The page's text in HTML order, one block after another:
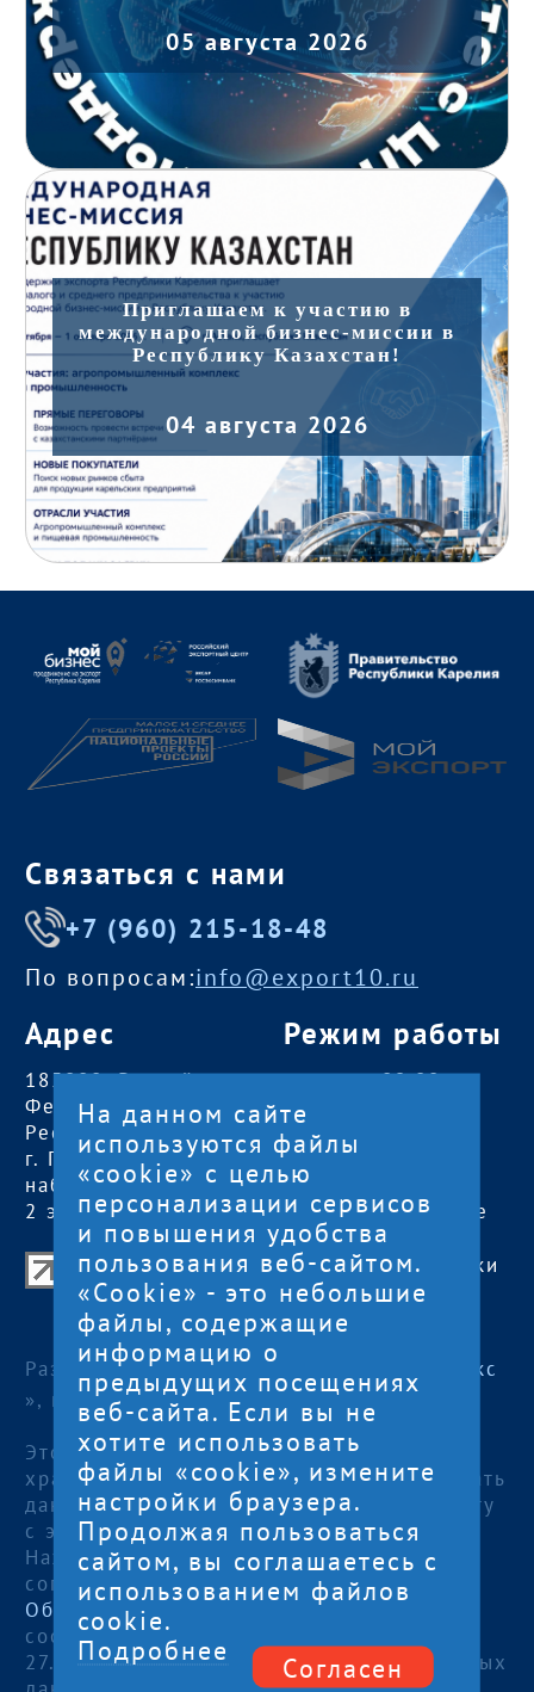
05 августа 2026
Приглашаем к участию в
международной бизнес-миссии в
Республику Казахстан!
04 августа 2026
Связаться с нами
+7 (960) 215-18-48
По вопросам:info@export10.ru
Адрес
185000, Российская
Федерация,
Республика Карелия
г. Петрозаводск,
наб. Гюллинга, 11 /
2 этаж, офис 2
Режим работы
пн — чт:09:00 —
18:00
пт:09:00 — 17:00
обед с 13:00 до
14:00
сб, вс— выходные
Центр поддержки экспорта Республики
Карелия
© 2012—2024
Разработка и поддержка сайта — «
Артлекс
», г. Петрозаводск
Этот сайт использует файлы cookies для
хранения данных. Продолжая использовать
данный сайт, Вы даете согласие на работу
с этими файлами.
Нажимая кнопку «Отправить», я даю
согласие на
Обработку персональных данных
соответствии с Федеральным законом от
27.07.2006 года №152-ФЗ «О персональных
На данном сайте
используются файлы
«cookie» с целью
персонализации сервисов
и повышения удобства
пользования веб-сайтом.
«Cookie» - это небольшие
файлы, содержащие
информацию о
предыдущих посещениях
веб-сайта. Если вы не
хотите использовать
файлы «cookie», измените
настройки браузера.
Продолжая пользоваться
сайтом, вы соглашаетесь с
использованием файлов
cookie.
Подробнее
Согласен